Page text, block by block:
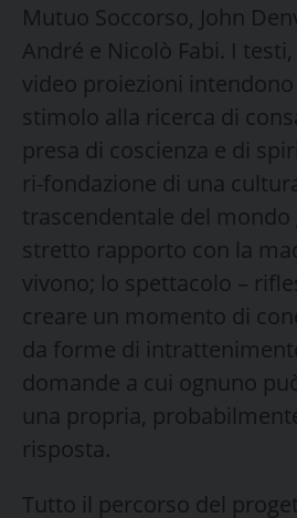
Mutuo Soccorso, John
André e Nicolò Fabi. I
video proiezioni intendono
stimolo alla ricerca di
presa di coscienza e di
ri-fondazione di una
trascendentale del mondo
stretto rapporto con la
vivono; lo spettacolo –
creare un momento di
da forme di
domande a cui ognuno
una propria,
risposta.
Tutto il percorso del